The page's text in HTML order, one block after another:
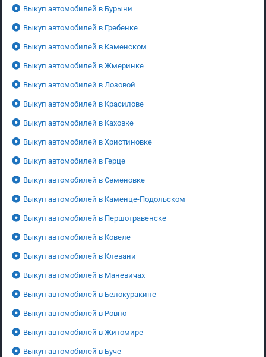
Выкуп автомобилей в Бурыни
Выкуп автомобилей в Гребенке
Выкуп автомобилей в Каменском
Выкуп автомобилей в Жмеринке
Выкуп автомобилей в Лозовой
Выкуп автомобилей в Красилове
Выкуп автомобилей в Каховке
Выкуп автомобилей в Христиновке
Выкуп автомобилей в Герце
Выкуп автомобилей в Семеновке
Выкуп автомобилей в Каменце-Подольском
Выкуп автомобилей в Першотравенске
Выкуп автомобилей в Ковеле
Выкуп автомобилей в Клевани
Выкуп автомобилей в Маневичах
Выкуп автомобилей в Белокуракине
Выкуп автомобилей в Ровно
Выкуп автомобилей в Житомире
Выкуп автомобилей в Буче